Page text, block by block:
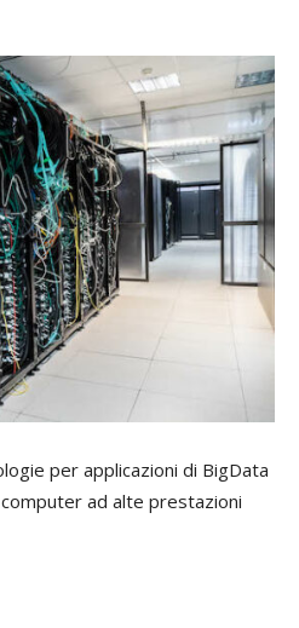
per applicazioni di BigData
ad alte prestazioni